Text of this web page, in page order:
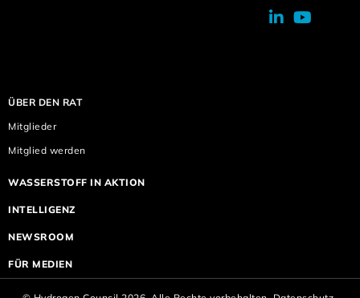
ÜBER DEN RAT
Mitglieder
Mitglied werden
WASSERSTOFF IN AKTION
INTELLIGENZ
NEWSROOM
FÜR MEDIEN